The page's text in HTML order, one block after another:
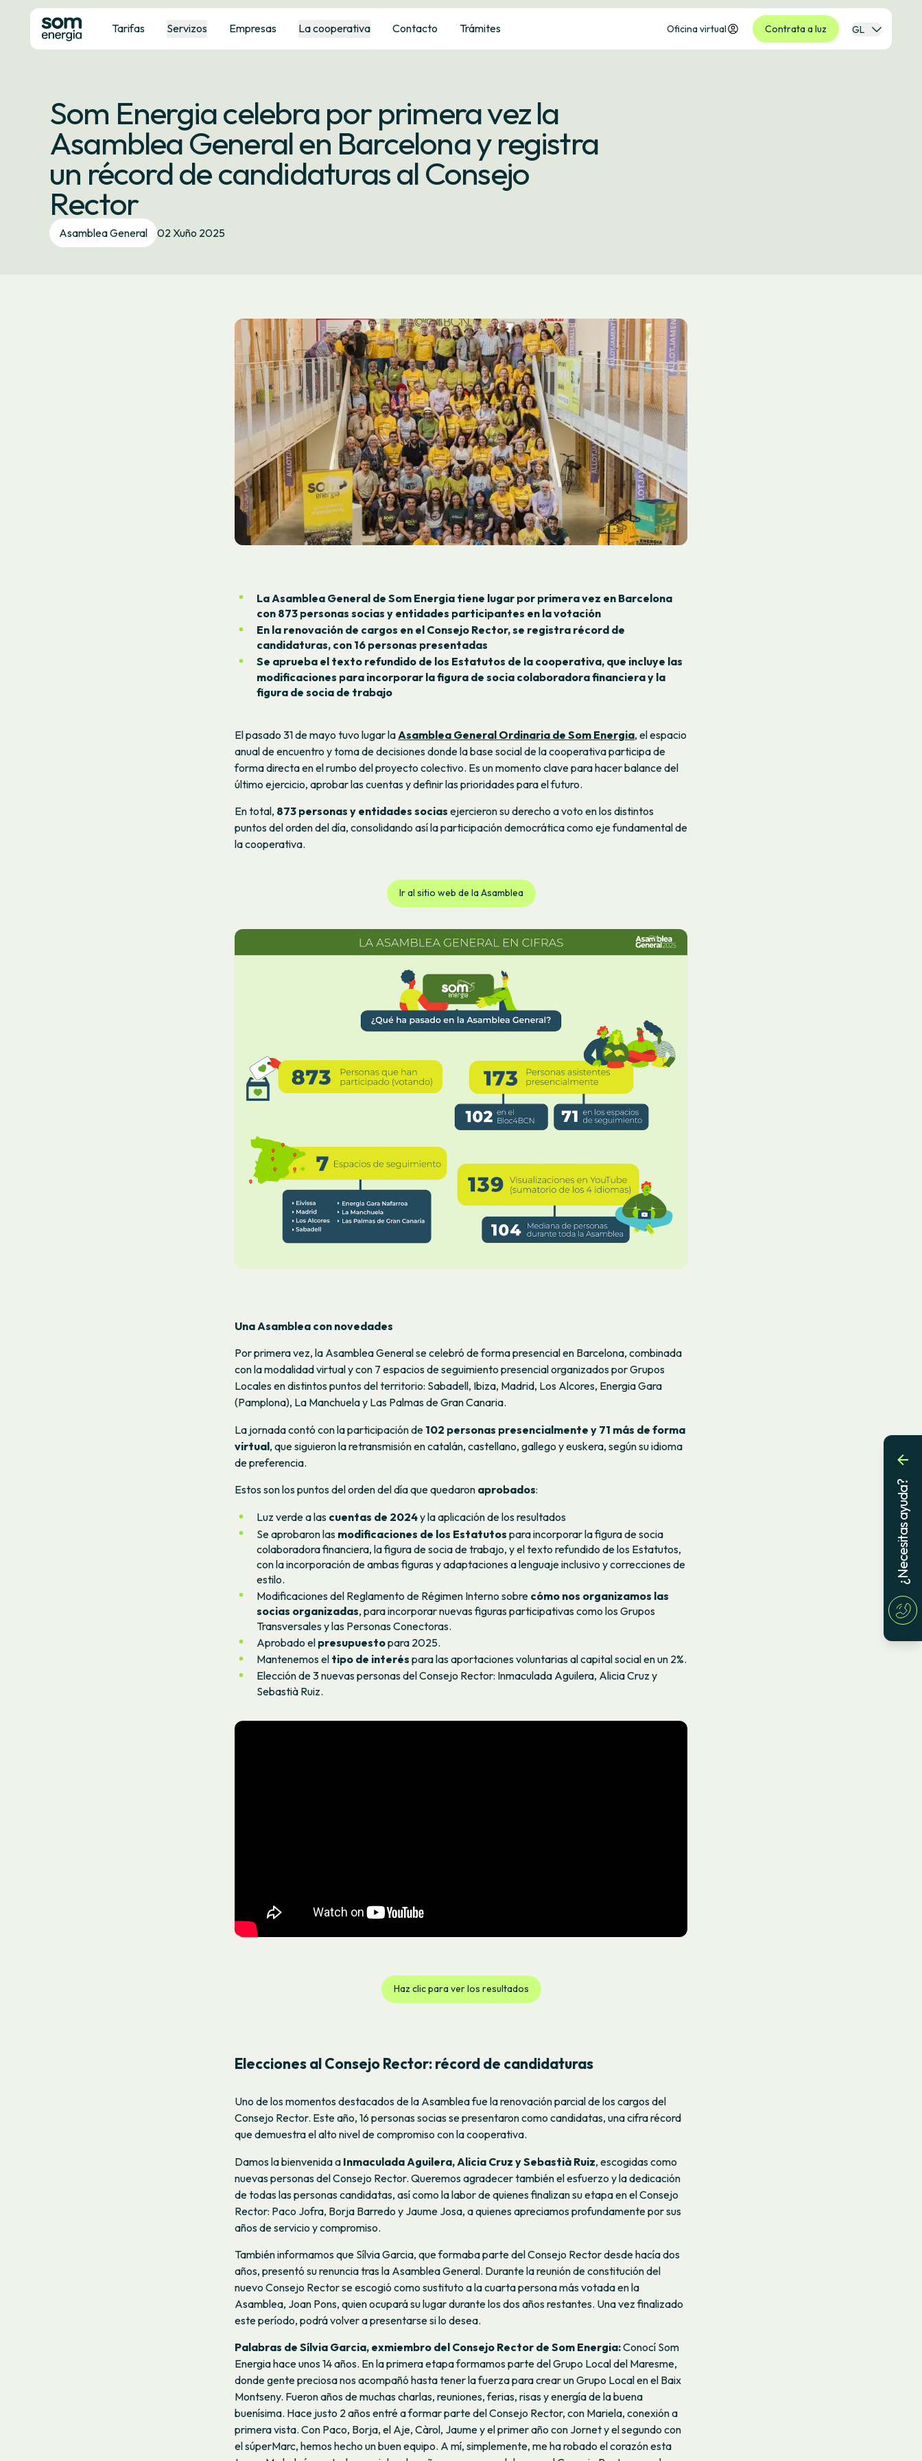
Tarifas Servizos Empresas La cooperativa Contacto Trámites Oficina virtual Contrata a luz GL
Som Energia celebra por primera vez la
Asamblea General en Barcelona y registra
un récord de candidaturas al Consejo
Rector
Asamblea General 02 Xuño 2025
La Asamblea General de Som Energia tiene lugar por primera vez en Barcelona
con 873 personas socias y entidades participantes en la votación
En la renovación de cargos en el Consejo Rector, se registra récord de
candidaturas, con 16 personas presentadas
Se aprueba el texto refundido de los Estatutos de la cooperativa, que incluye las
modificaciones para incorporar la figura de socia colaboradora financiera y la
figura de socia de trabajo
El pasado 31 de mayo tuvo lugar la Asamblea General Ordinaria de Som Energia, el espacio
anual de encuentro y toma de decisiones donde la base social de la cooperativa participa de
forma directa en el rumbo del proyecto colectivo. Es un momento clave para hacer balance del
último ejercicio, aprobar las cuentas y definir las prioridades para el futuro.
En total, 873 personas y entidades socias ejercieron su derecho a voto en los distintos
puntos del orden del día, consolidando así la participación democrática como eje fundamental de
la cooperativa.
Ir al sitio web de la Asamblea
Una Asamblea con novedades
Por primera vez, la Asamblea General se celebró de forma presencial en Barcelona, combinada
con la modalidad virtual y con 7 espacios de seguimiento presencial organizados por Grupos
Locales en distintos puntos del territorio: Sabadell, Ibiza, Madrid, Los Alcores, Energia Gara
(Pamplona), La Manchuela y Las Palmas de Gran Canaria.
La jornada contó con la participación de 102 personas presencialmente y 71 más de forma
virtual, que siguieron la retransmisión en catalán, castellano, gallego y euskera, según su idioma
de preferencia.
Estos son los puntos del orden del día que quedaron aprobados:
Luz verde a las cuentas de 2024y la aplicación de los resultados
Se aprobaron las modificaciones de los Estatutos para incorporar la figura de socia
colaboradora financiera, la figura de socia de trabajo, y el texto refundido de los Estatutos,
con la incorporación de ambas figuras y adaptaciones a lenguaje inclusivo y correcciones de
estilo.
Modificaciones del Reglamento de Régimen Interno sobre cómo nos organizamos las
socias organizadas, para incorporar nuevas figuras participativas como los Grupos
Transversales y las Personas Conectoras.
Aprobado el presupuestopara 2025.
Mantenemos el tipo de interés para las aportaciones voluntarias al capital social en un 2%.
Elección de 3 nuevas personas del Consejo Rector: Inmaculada Aguilera, Alicia Cruz y
Sebastià Ruiz.
Haz clic para ver los resultados
Elecciones al Consejo Rector: récord de candidaturas
Uno de los momentos destacados de la Asamblea fue la renovación parcial de los cargos del
Consejo Rector. Este año, 16 personas socias se presentaron como candidatas, una cifra récord
que demuestra el alto nivel de compromiso con la cooperativa.
Damos la bienvenida a Inmaculada Aguilera, Alicia Cruz y Sebastià Ruiz, escogidas como
nuevas personas del Consejo Rector. Queremos agradecer también el esfuerzo y la dedicación
de todas las personas candidatas, así como la labor de quienes finalizan su etapa en el Consejo
Rector: Paco Jofra, Borja Barredo y Jaume Josa, a quienes apreciamos profundamente por sus
años de servicio y compromiso.
También informamos que Sílvia Garcia, que formaba parte del Consejo Rector desde hacía dos
años, presentó su renuncia tras la Asamblea General. Durante la reunión de constitución del
nuevo Consejo Rector se escogió como sustituto a la cuarta persona más votada en la
Asamblea, Joan Pons, quien ocupará su lugar durante los dos años restantes. Una vez finalizado
este período, podrá volver a presentarse si lo desea.
Palabras de Sílvia Garcia, exmiembro del Consejo Rector de Som Energia:Conocí Som
Energia hace unos 14 años. En la primera etapa formamos parte del Grupo Local del Maresme,
donde gente preciosa nos acompañó hasta tener la fuerza para crear un Grupo Local en el Baix
Montseny. Fueron años de muchas charlas, reuniones, ferias, risas y energía de la buena
buenísima. Hace justo 2 años entré a formar parte del Consejo Rector, con Mariela, conexión a
primera vista. Con Paco, Borja, el Aje, Càrol, Jaume y el primer año con Jornet y el segundo con
el súperMarc, hemos hecho un buen equipo. A mí, simplemente, me ha robado el corazón esta
¿Necesitas ayuda?